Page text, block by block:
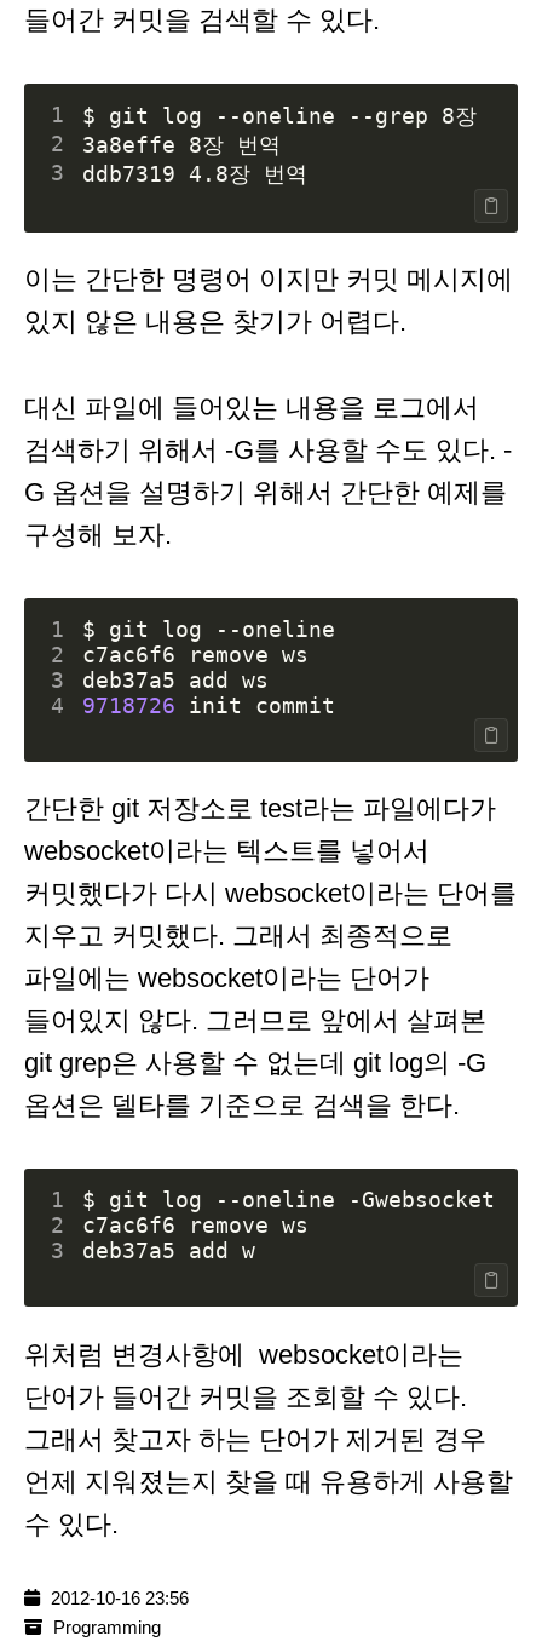
들어간 커밋을 검색할 수 있다.
1
$ git log --oneline --grep 8장
2
3
이는 간단한 명령어 이지만 커밋 메시지에
있지 않은 내용은 찾기가 어렵다.
대신 파일에 들어있는 내용을 로그에서
검색하기 위해서 -G를 사용할 수도 있다. -
G 옵션을 설명하기 위해서 간단한 예제를
구성해 보자.
1
2
3
4
9718726
간단한 git 저장소로 test라는 파일에다가
websocket이라는 텍스트를 넣어서
커밋했다가 다시 websocket이라는 단어를
지우고 커밋했다. 그래서 최종적으로
파일에는 websocket이라는 단어가
들어있지 않다. 그러므로 앞에서 살펴본
git grep은 사용할 수 없는데 git log의 -G
옵션은 델타를 기준으로 검색을 한다.
1
2
3
deb37a5 add w
위처럼 변경사항에 websocket이라는
단어가 들어간 커밋을 조회할 수 있다.
그래서 찾고자 하는 단어가 제거된 경우
언제 지워졌는지 찾을 때 유용하게 사용할
수 있다.
2012-10-16 23:56
Programming